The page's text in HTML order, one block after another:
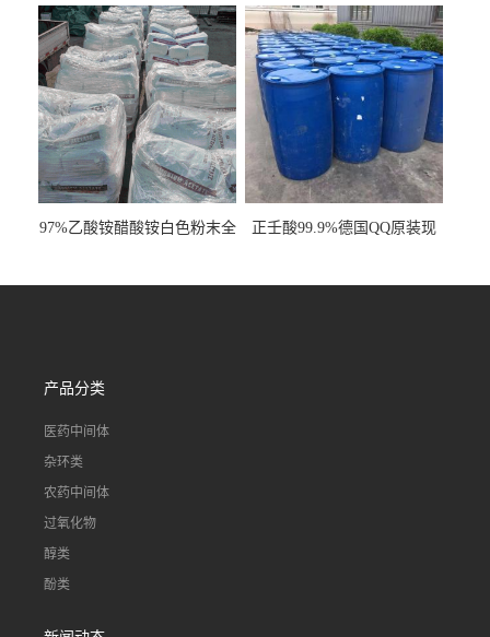
97%乙酸铵醋酸铵白色粉末全
正壬酸99.9%德国QQ原装现
产品分类
医药中间体
杂环类
农药中间体
过氧化物
醇类
酚类